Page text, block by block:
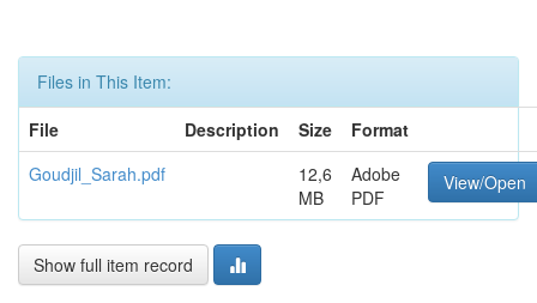
Files in This Item:
File
Description Size
Format
Goudjil_Sarah.pdf
12,6
MB
Adobe
PDF
View/Open
Show full item record